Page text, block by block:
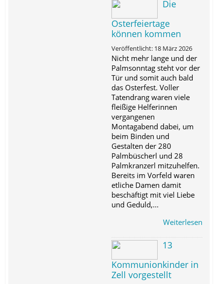
Die
Osterfeiertage
können kommen
Veröffentlicht: 18 März 2026
Nicht mehr lange und der
Palmsonntag steht vor der
Tür und somit auch bald
das Osterfest. Voller
Tatendrang waren viele
fleißige Helferinnen
vergangenen
Montagabend dabei, um
beim Binden und
Gestalten der 280
Palmbüscherl und 28
Palmkranzerl mitzuhelfen.
Bereits im Vorfeld waren
etliche Damen damit
beschäftigt mit viel Liebe
und Geduld,...
Weiterlesen
13
Kommunionkinder in
Zell vorgestellt